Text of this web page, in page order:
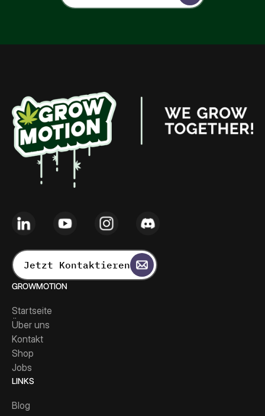
Jetzt Kontaktieren
GROWMOTION
Startseite
Über uns
Kontakt
Shop
Jobs
LINKS
Blog